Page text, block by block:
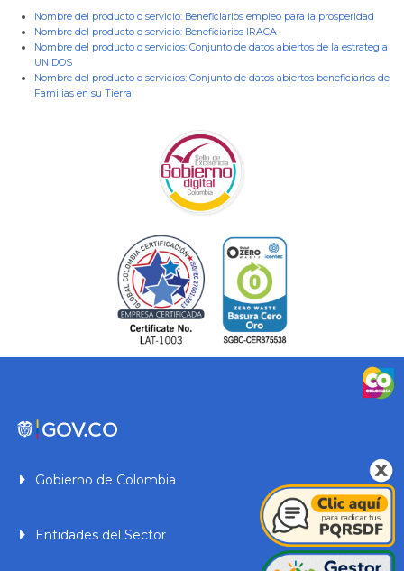
Nombre del producto o servicio: Beneficiarios empleo para la prosperidad
Nombre del producto o servicio: Beneficiarios IRACA
Nombre del producto o servicios: Conjunto de datos abiertos de la estrategia
UNIDOS
Nombre del producto o servicios: Conjunto de datos abiertos beneficiarios de
Familias en su Tierra
Gobierno de Colombia
Entidades del Sector